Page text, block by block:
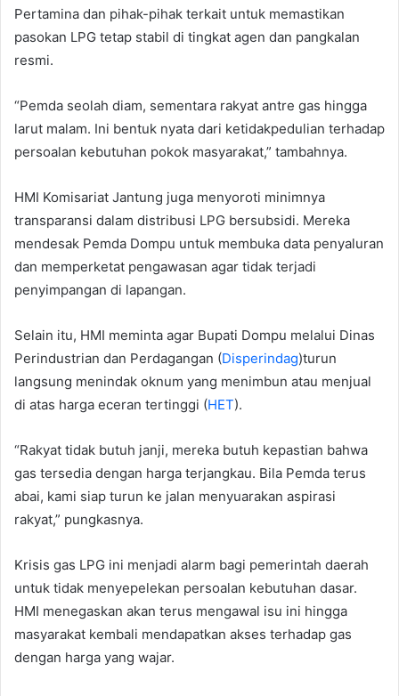
Pertamina dan pihak-pihak terkait untuk memastikan
pasokan LPG tetap stabil di tingkat agen dan pangkalan
resmi.
“Pemda seolah diam, sementara rakyat antre gas hingga
larut malam. Ini bentuk nyata dari ketidakpedulian terhadap
persoalan kebutuhan pokok masyarakat,” tambahnya.
HMI Komisariat Jantung juga menyoroti minimnya
transparansi dalam distribusi LPG bersubsidi. Mereka
mendesak Pemda Dompu untuk membuka data penyaluran
dan memperketat pengawasan agar tidak terjadi
penyimpangan di lapangan.
Selain itu, HMI meminta agar Bupati Dompu melalui Dinas
Perindustrian dan Perdagangan (Disperindag)turun
langsung menindak oknum yang menimbun atau menjual
di atas harga eceran tertinggi (HET).
“Rakyat tidak butuh janji, mereka butuh kepastian bahwa
gas tersedia dengan harga terjangkau. Bila Pemda terus
abai, kami siap turun ke jalan menyuarakan aspirasi
rakyat,” pungkasnya.
Krisis gas LPG ini menjadi alarm bagi pemerintah daerah
untuk tidak menyepelekan persoalan kebutuhan dasar.
HMI menegaskan akan terus mengawal isu ini hingga
masyarakat kembali mendapatkan akses terhadap gas
dengan harga yang wajar.